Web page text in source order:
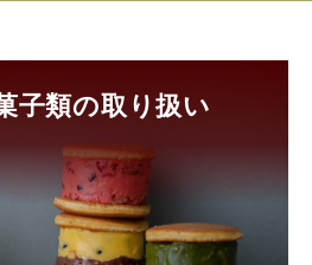
子類の取り扱い